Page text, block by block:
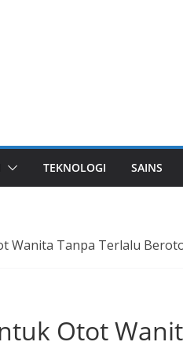
TEKNOLOGI SAINS
Wanita Tanpa Terlalu
Otot